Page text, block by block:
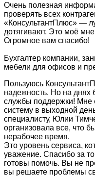
Очень полезная
проверять всех
«КонсультантПлюс» —
дотягивают. Это моё
Огромное вам спасибо!
Бухгалтер компании,
мебели для офисов и
Пользуюсь
надежность. Но на днях
службы поддержки! Мне
систему в выходной
специалисту, Юлии
организовала все, что
нерабочее время.
Это уровень сервиса,
уважение. Спасибо за
готовы помочь. Вы не
вы решаете проблемы